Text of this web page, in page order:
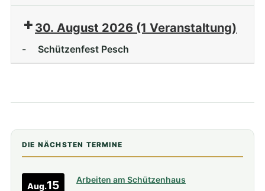
30. August 2026 (1 Veranstaltung)
- Schützenfest Pesch
DIE NÄCHSTEN TERMINE
Aug.15
Arbeiten am Schützenhaus